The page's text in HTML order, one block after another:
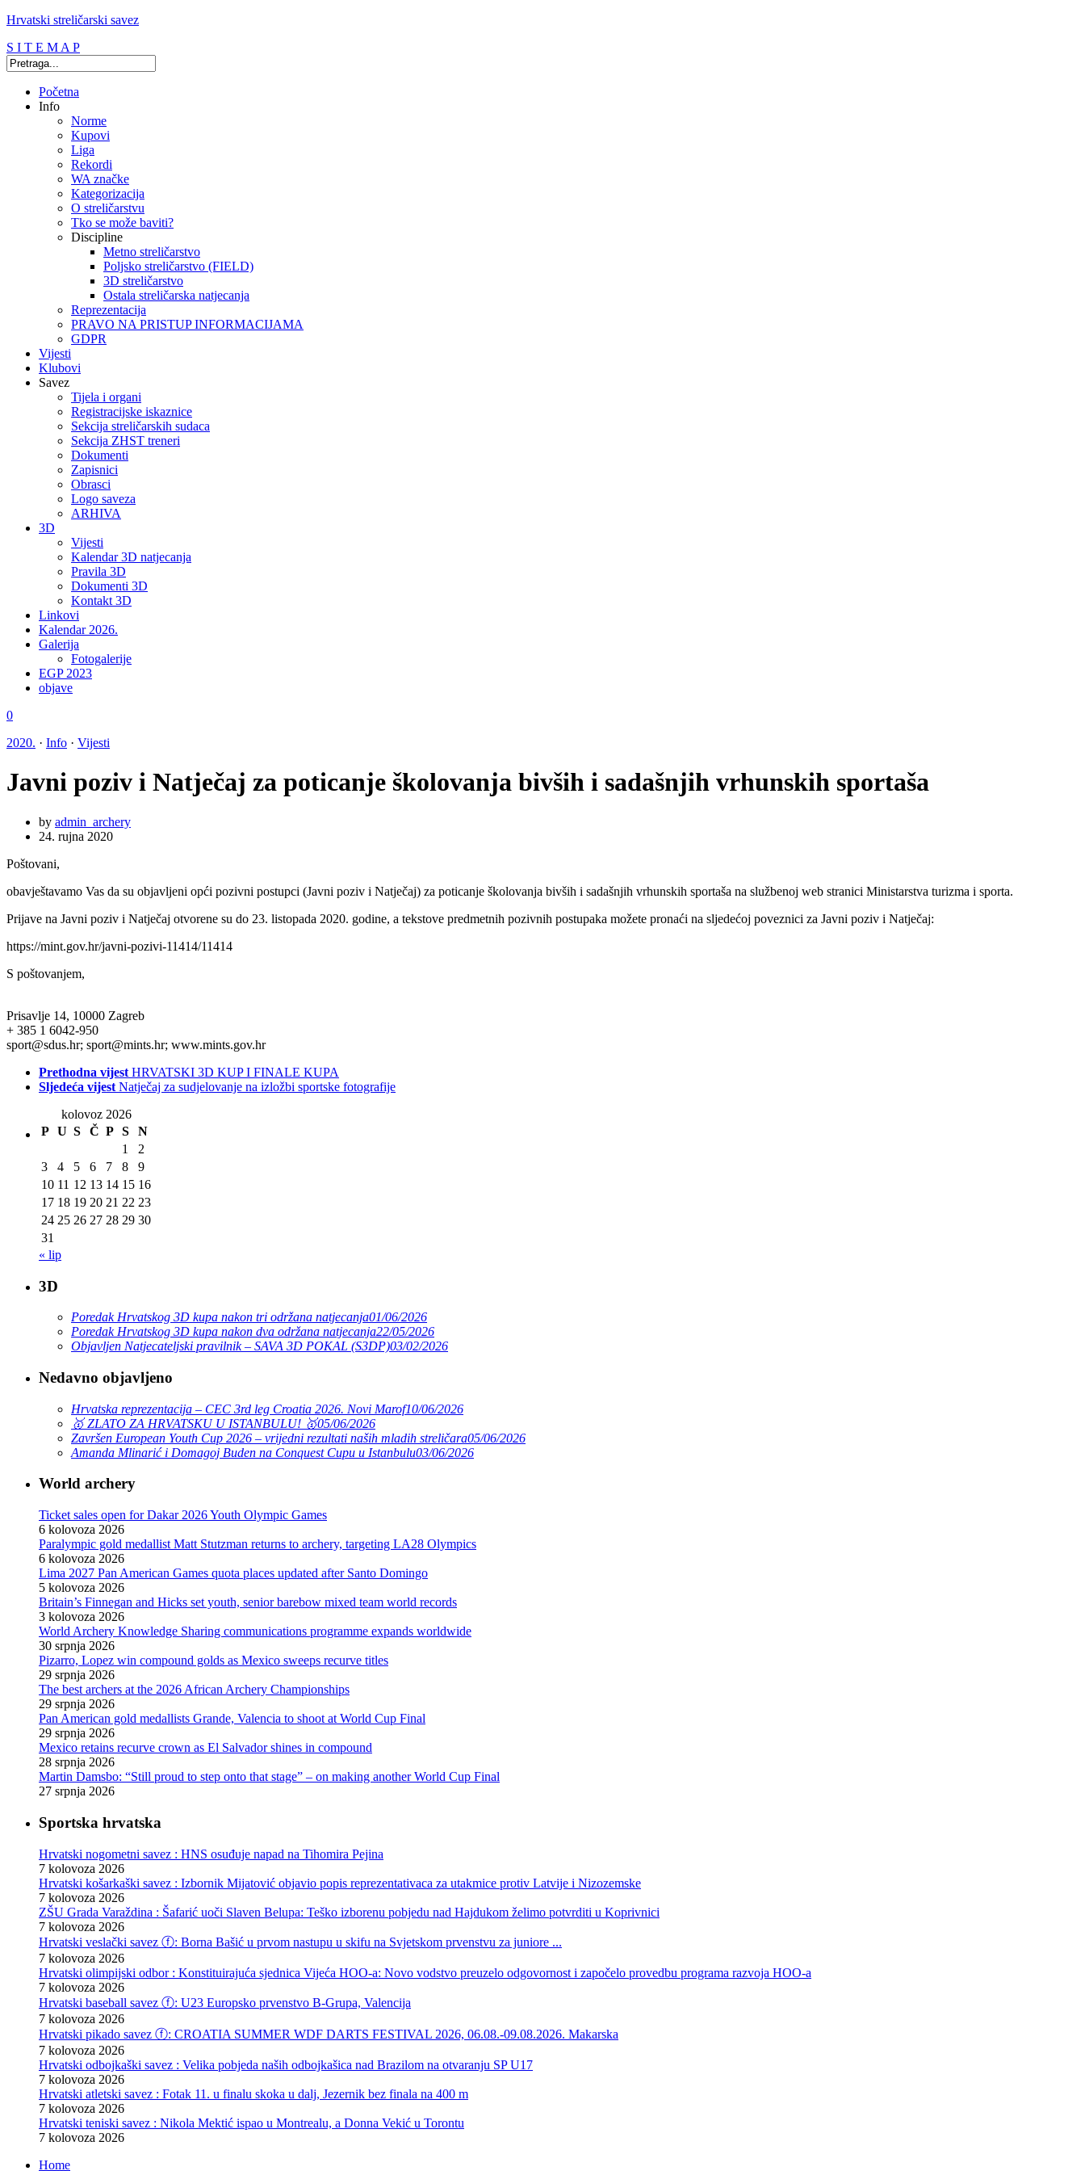
Hrvatski streličarski savez
S I T E M A P
Početna
Info
Norme
Kupovi
Liga
Rekordi
WA značke
Kategorizacija
O streličarstvu
Tko se može baviti?
Discipline
Metno streličarstvo
Poljsko streličarstvo (FIELD)
3D streličarstvo
Ostala streličarska natjecanja
Reprezentacija
PRAVO NA PRISTUP INFORMACIJAMA
GDPR
Vijesti
Klubovi
Savez
Tijela i organi
Registracijske iskaznice
Sekcija streličarskih sudaca
Sekcija ZHST treneri
Dokumenti
Zapisnici
Obrasci
Logo saveza
ARHIVA
3D
Vijesti
Kalendar 3D natjecanja
Pravila 3D
Dokumenti 3D
Kontakt 3D
Linkovi
Kalendar 2026.
Galerija
Fotogalerije
EGP 2023
objave
0
2020. · Info · Vijesti
Javni poziv i Natječaj za poticanje školovanja bivših i sadašnjih vrhunskih sportaša
by admin_archery
24. rujna 2020
Poštovani,
obavještavamo Vas da su objavljeni opći pozivni postupci (Javni poziv i Natječaj) za poticanje školovanja bivših i sadašnjih vrhunskih sportaša na službenoj web stranici Ministarstva turizma i sporta.
Prijave na Javni poziv i Natječaj otvorene su do 23. listopada 2020. godine, a tekstove predmetnih pozivnih postupaka možete pronaći na sljedećoj poveznici za Javni poziv i Natječaj:
https://mint.gov.hr/javni-pozivi-11414/11414
S poštovanjem,
Prisavlje 14, 10000 Zagreb
+ 385 1 6042-950
sport@sdus.hr; sport@mints.hr; www.mints.gov.hr
Prethodna vijest HRVATSKI 3D KUP I FINALE KUPA
Sljedeća vijest Natječaj za sudjelovanje na izložbi sportske fotografije
kolovoz 2026
P U S Č P S
N
1
2
3
4 5 6 7 8
9
10 11 12 13 14 15 16
17 18 19 20 21 22 23
24 25 26 27 28 29 30
31
« lip
3D
Poredak Hrvatskog 3D kupa nakon tri održana natjecanja01/06/2026
Poredak Hrvatskog 3D kupa nakon dva održana natjecanja22/05/2026
Objavljen Natjecateljski pravilnik – SAVA 3D POKAL (S3DP)03/02/2026
Nedavno objavljeno
Hrvatska reprezentacija – CEC 3rd leg Croatia 2026. Novi Marof10/06/2026
🥇 ZLATO ZA HRVATSKU U ISTANBULU! 🥇05/06/2026
Završen European Youth Cup 2026 – vrijedni rezultati naših mladih streličara05/06/2026
Amanda Mlinarić i Domagoj Buden na Conquest Cupu u Istanbulu03/06/2026
World archery
Ticket sales open for Dakar 2026 Youth Olympic Games
6 kolovoza 2026
Paralympic gold medallist Matt Stutzman returns to archery, targeting LA28 Olympics
6 kolovoza 2026
Lima 2027 Pan American Games quota places updated after Santo Domingo
5 kolovoza 2026
Britain’s Finnegan and Hicks set youth, senior barebow mixed team world records
3 kolovoza 2026
World Archery Knowledge Sharing communications programme expands worldwide
30 srpnja 2026
Pizarro, Lopez win compound golds as Mexico sweeps recurve titles
29 srpnja 2026
The best archers at the 2026 African Archery Championships
29 srpnja 2026
Pan American gold medallists Grande, Valencia to shoot at World Cup Final
29 srpnja 2026
Mexico retains recurve crown as El Salvador shines in compound
28 srpnja 2026
Martin Damsbo: “Still proud to step onto that stage” – on making another World Cup Final
27 srpnja 2026
Sportska hrvatska
Hrvatski nogometni savez : HNS osuđuje napad na Tihomira Pejina
7 kolovoza 2026
Hrvatski košarkaški savez : Izbornik Mijatović objavio popis reprezentativaca za utakmice protiv Latvije i Nizozemske
7 kolovoza 2026
ZŠU Grada Varaždina : Šafarić uoči Slaven Belupa: Teško izborenu pobjedu nad Hajdukom želimo potvrditi u Koprivnici
7 kolovoza 2026
Hrvatski veslački savez ⓕ: Borna Bašić u prvom nastupu u skifu na Svjetskom prvenstvu za juniore ...
7 kolovoza 2026
Hrvatski olimpijski odbor : Konstituirajuća sjednica Vijeća HOO-a: Novo vodstvo preuzelo odgovornost i započelo provedbu programa razvoja HOO-a
7 kolovoza 2026
Hrvatski baseball savez ⓕ: U23 Europsko prvenstvo B-Grupa, Valencija
7 kolovoza 2026
Hrvatski pikado savez ⓕ: CROATIA SUMMER WDF DARTS FESTIVAL 2026, 06.08.-09.08.2026. Makarska
7 kolovoza 2026
Hrvatski odbojkaški savez : Velika pobjeda naših odbojkašica nad Brazilom na otvaranju SP U17
7 kolovoza 2026
Hrvatski atletski savez : Fotak 11. u finalu skoka u dalj, Jezernik bez finala na 400 m
7 kolovoza 2026
Hrvatski teniski savez : Nikola Mektić ispao u Montrealu, a Donna Vekić u Torontu
7 kolovoza 2026
Home